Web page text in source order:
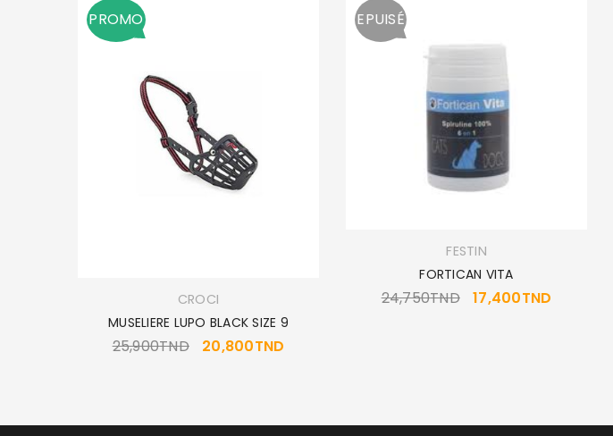
MOT DE PASSE PERDU ?
PROMO
CROCI
MUSELIERE LUPO BLACK SIZE 9
25,900TND 20,800TND
EPUISÉ
FESTIN
FORTICAN VITA
24,750TND 17,400TND